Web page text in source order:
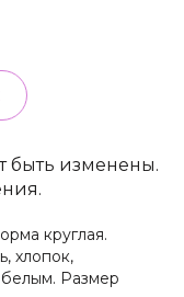
быть изменены.
круглая.
хлопок,
Размер